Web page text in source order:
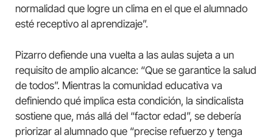
normalidad que logre un clima en el que el alumnado
esté receptivo al aprendizaje”.
Pizarro defiende una vuelta a las aulas sujeta a un
requisito de amplio alcance: “Que se garantice la salud
de todos”. Mientras la comunidad educativa va
definiendo qué implica esta condición, la sindicalista
sostiene que, más allá del “factor edad”, se debería
priorizar al alumnado que “precise refuerzo y tenga